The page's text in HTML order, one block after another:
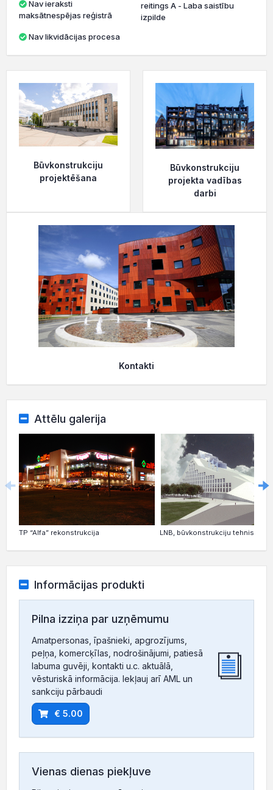
maksātnespējas reģistrā
Nav likvidācijas procesa
reitings A - Laba saistību
izpilde
Būvkonstrukciju
projektēšana
Būvkonstrukciju
projekta vadības
darbi
Kontakti
Attēlu galerija
TP “Alfa” rekonstrukcija LNB, būvkonstrukciju tehniskais
Informācijas produkti
Pilna izziņa par uzņēmumu
Amatpersonas, īpašnieki, apgrozījums,
peļņa, komercķīlas, nodrošinājumi, patiesā
labuma guvēji, kontakti u.c. aktuālā,
vēsturiskā informācija. Iekļauj arī AML un
sankciju pārbaudi
€ 5.00
Vienas dienas piekļuve